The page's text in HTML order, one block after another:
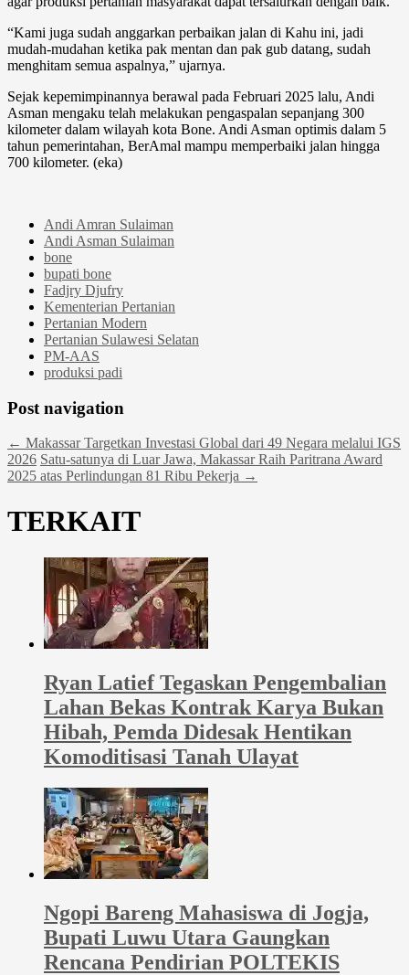
“Kami juga sudah anggarkan perbaikan jalan di Kahu ini, jadi
mudah-mudahan ketika pak mentan dan pak gub datang, sudah
menghitam semua aspalnya,” ujarnya.
Sejak kepemimpinannya berawal pada Februari 2025 lalu, Andi
Asman mengaku telah melakukan pengaspalan sepanjang 300
kilometer dalam wilayah kota Bone. Andi Asman optimis dalam 5
tahun pemerintahan, BerAmal mampu memperbaiki jalan hingga
700 kilometer. (eka)
Andi Amran Sulaiman
Andi Asman Sulaiman
bone
bupati bone
Fadjry Djufry
Kementerian Pertanian
Pertanian Modern
Pertanian Sulawesi Selatan
PM-AAS
produksi padi
Post navigation
← Makassar Targetkan Investasi Global dari 49 Negara melalui IGS
2026 Satu-satunya di Luar Jawa, Makassar Raih Paritrana Award
2025 atas Perlindungan 81 Ribu Pekerja →
TERKAIT
Ryan Latief Tegaskan Pengembalian
Lahan Bekas Kontrak Karya Bukan
Hibah, Pemda Didesak Hentikan
Komoditisasi Tanah Ulayat
Ngopi Bareng Mahasiswa di Jogja,
Bupati Luwu Utara Gaungkan
Rencana Pendirian POLTEKIS